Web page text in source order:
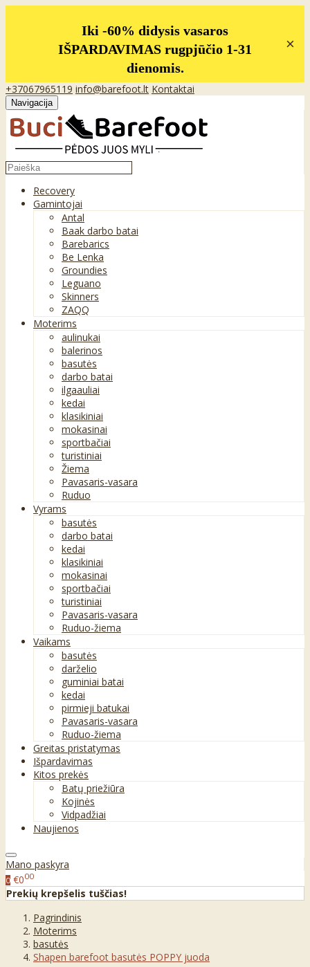
Iki -60% didysis vasaros
IŠPARDAVIMAS rugpjūčio 1-31
dienomis.
×
+37067965119 info@barefoot.lt Kontaktai
Navigacija
Recovery
Gamintojai
Antal
Baak darbo batai
Barebarics
Be Lenka
Groundies
Leguano
Skinners
ZAQQ
Moterims
aulinukai
balerinos
basutės
darbo batai
ilgaauliai
kedai
klasikiniai
mokasinai
sportbačiai
turistiniai
Žiema
Pavasaris-vasara
Ruduo
Vyrams
basutės
darbo batai
kedai
klasikiniai
mokasinai
sportbačiai
turistiniai
Pavasaris-vasara
Ruduo-žiema
Vaikams
basutės
darželio
guminiai batai
kedai
pirmieji batukai
Pavasaris-vasara
Ruduo-žiema
Greitas pristatymas
Išpardavimas
Kitos prekės
Batų priežiūra
Kojinės
Vidpadžiai
Naujienos
Mano paskyra
0 €000
Prekių krepšelis tuščias!
Pagrindinis
Moterims
basutės
Shapen barefoot basutės POPPY juoda